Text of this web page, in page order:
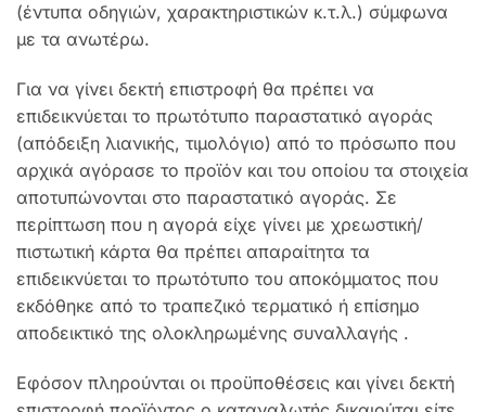
(έντυπα οδηγιών, χαρακτηριστικών κ.τ.λ.) σύμφωνα
με τα ανωτέρω.
Για να γίνει δεκτή επιστροφή θα πρέπει να
επιδεικνύεται το πρωτότυπο παραστατικό αγοράς
(απόδειξη λιανικής, τιμολόγιο) από το πρόσωπο που
αρχικά αγόρασε το προϊόν και του οποίου τα στοιχεία
αποτυπώνονται στο παραστατικό αγοράς. Σε
περίπτωση που η αγορά είχε γίνει με χρεωστική/
πιστωτική κάρτα θα πρέπει απαραίτητα τα
επιδεικνύεται το πρωτότυπο του αποκόμματος που
εκδόθηκε από το τραπεζικό τερματικό ή επίσημο
αποδεικτικό της ολοκληρωμένης συναλλαγής .
Εφόσον πληρούνται οι προϋποθέσεις και γίνει δεκτή